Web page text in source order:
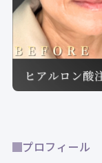
プロフィール